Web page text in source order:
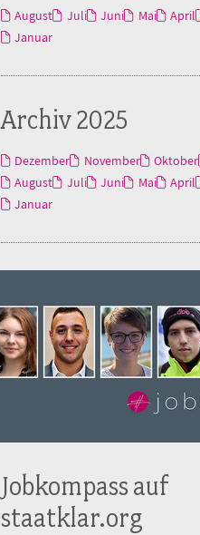
August Juli Juni Mai April
Januar
Archiv 2025
Dezember November Oktober
August
Juli Juni Mai April
Januar
Jobkompass auf
staatklar.org